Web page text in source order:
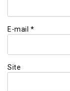
E-mail *
Site